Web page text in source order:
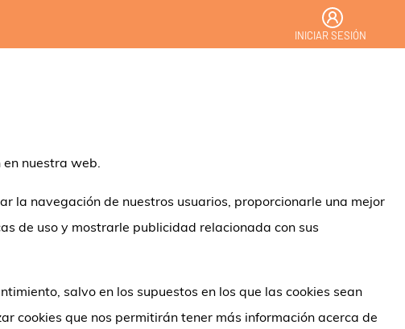
INICIAR SESIÓN
nuestra web.
la navegación de nuestros usuarios, proporcionarle una mejor
de uso y mostrarle publicidad relacionada con sus
salvo en los supuestos en los que las cookies sean
cookies que nos permitirán tener más información acerca de